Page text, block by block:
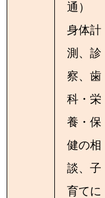
通）
身体計
測、診
察、歯
科・栄
養・保
健の相
談、子
育てに